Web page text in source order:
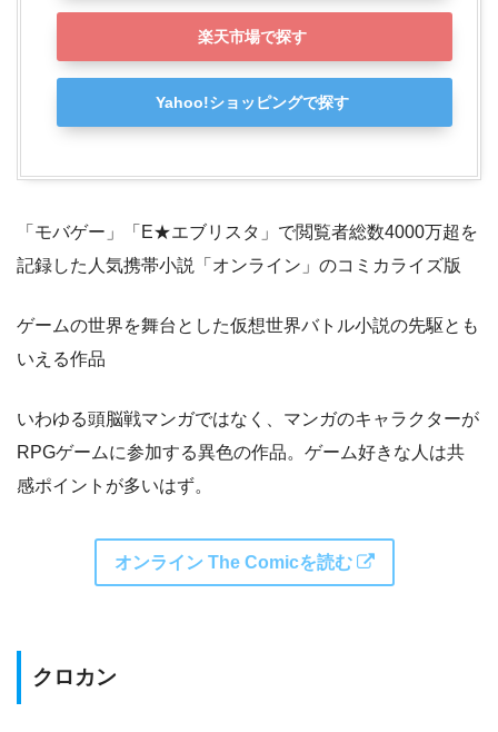
楽天市場で探す
Yahoo!ショッピングで探す
「モバゲー」「E★エブリスタ」で閲覧者総数4000万超を
記録した人気携帯小説「オンライン」のコミカライズ版
ゲームの世界を舞台とした仮想世界バトル小説の先駆とも
いえる作品
いわゆる頭脳戦マンガではなく、マンガのキャラクターが
RPGゲームに参加する異色の作品。ゲーム好きな人は共
感ポイントが多いはず。
オンライン The Comicを読む
クロカン